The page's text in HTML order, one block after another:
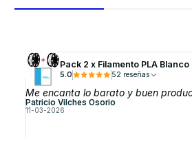
Pack 2 x Filamento PLA
5.0 52 reseñas
Me encanta lo barato y buen
Patricio Vilches Osorio
11-03-2026